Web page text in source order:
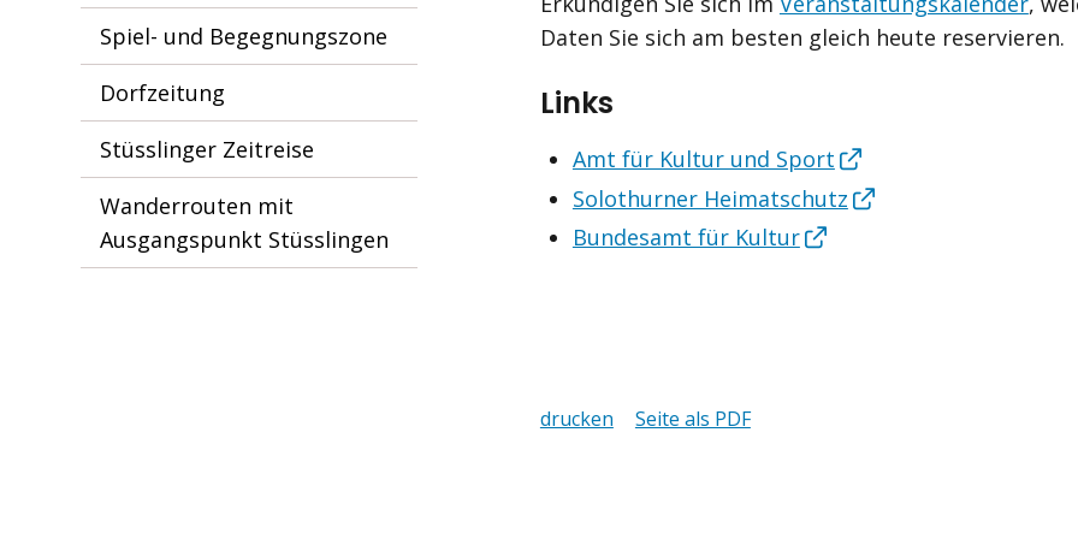
Spiel- und Begegnungszone
Dorfzeitung
Stüsslinger Zeitreise
Wanderrouten mit
Ausgangspunkt Stüsslingen
Daten Sie sich am besten gleich heute reservieren.
Links
Amt für Kultur und Sport
Solothurner Heimatschutz
Bundesamt für Kultur
drucken Seite als PDF